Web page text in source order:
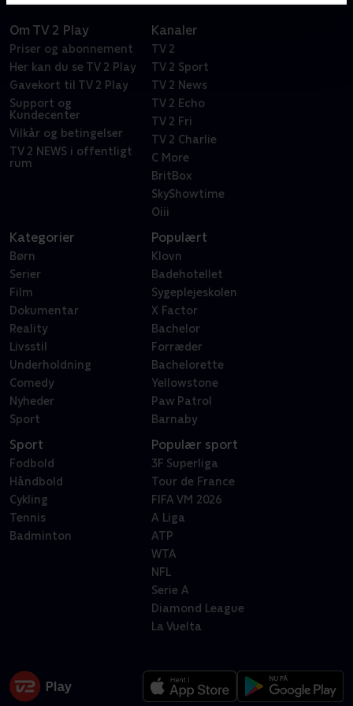
Om TV 2 Play
Priser og abonnement
Her kan du se TV 2 Play
Gavekort til TV 2 Play
Support og
Kundecenter
Vilkår og betingelser
TV 2 NEWS i offentligt
rum
Kanaler
TV 2
TV 2 Sport
TV 2 News
TV 2 Echo
TV 2 Fri
TV 2 Charlie
C More
BritBox
SkyShowtime
Oiii
Kategorier
Børn
Serier
Film
Dokumentar
Reality
Livsstil
Underholdning
Comedy
Nyheder
Sport
Populært
Klovn
Badehotellet
Sygeplejeskolen
X Factor
Bachelor
Forræder
Bachelorette
Yellowstone
Paw Patrol
Barnaby
Sport
Fodbold
Håndbold
Cykling
Tennis
Badminton
Populær sport
3F Superliga
Tour de France
FIFA VM 2026
A Liga
ATP
WTA
NFL
Serie A
Diamond League
La Vuelta